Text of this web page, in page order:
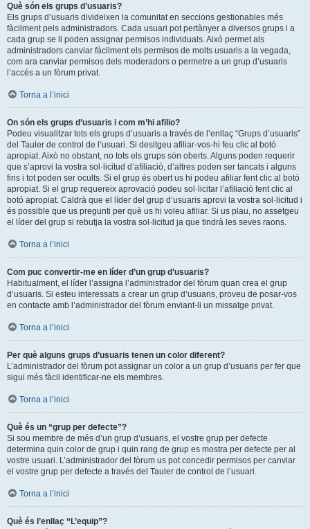
Què són els grups d’usuaris?
Els grups d’usuaris divideixen la comunitat en seccions gestionables més
fàcilment pels administradors. Cada usuari pot pertànyer a diversos grups i a
cada grup se li poden assignar permisos individuals. Això permet als
administradors canviar fàcilment els permisos de molts usuaris a la vegada,
com ara canviar permisos dels moderadors o permetre a un grup d’usuaris
l’accés a un fòrum privat.
Torna a l’inici
On són els grups d’usuaris i com m’hi afilio?
Podeu visualitzar tots els grups d’usuaris a través de l’enllaç “Grups d’usuaris”
del Tauler de control de l’usuari. Si desitgeu afiliar-vos-hi feu clic al botó
apropiat. Això no obstant, no tots els grups són oberts. Alguns poden requerir
que s’aprovi la vostra sol·licitud d’afiliació, d’altres poden ser tancats i alguns
fins i tot poden ser ocults. Si el grup és obert us hi podeu afiliar fent clic al botó
apropiat. Si el grup requereix aprovació podeu sol·licitar l’afiliació fent clic al
botó apropiat. Caldrà que el líder del grup d’usuaris aprovi la vostra sol·licitud i
és possible que us pregunti per què us hi voleu afiliar. Si us plau, no assetgeu
el líder del grup si rebutja la vostra sol·licitud ja que tindrà les seves raons.
Torna a l’inici
Com puc convertir-me en líder d’un grup d’usuaris?
Habitualment, el líder l’assigna l’administrador del fòrum quan crea el grup
d’usuaris. Si esteu interessats a crear un grup d’usuaris, proveu de posar-vos
en contacte amb l’administrador del fòrum enviant-li un missatge privat.
Torna a l’inici
Per què alguns grups d’usuaris tenen un color diferent?
L’administrador del fòrum pot assignar un color a un grup d’usuaris per fer que
sigui més fàcil identificar-ne els membres.
Torna a l’inici
Què és un “grup per defecte”?
Si sou membre de més d’un grup d’usuaris, el vostre grup per defecte
determina quin color de grup i quin rang de grup es mostra per defecte per al
vostre usuari. L’administrador del fòrum us pot concedir permisos per canviar
el vostre grup per defecte a través del Tauler de control de l’usuari.
Torna a l’inici
Què és l’enllaç “L’equip”?